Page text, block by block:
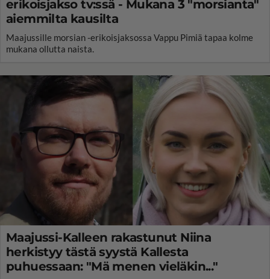
erikoisjakso tv:ssä - Mukana 3 "morsianta"
aiemmilta kausilta
Maajussille morsian -erikoisjaksossa Vappu Pimiä tapaa kolme
mukana ollutta naista.
Maajussi-Kalleen rakastunut Niina
herkistyy tästä syystä Kallesta
puhuessaan: "Mä menen vieläkin..."